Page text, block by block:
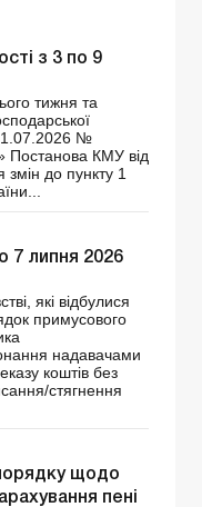
з 3 по 9
тижня та
31.07.2026 №
Постанова КМУ від
до пункту 1
7 липня 2026
які відбулися
примусового
надавачами
коштів без
стягнення
щодо
пені